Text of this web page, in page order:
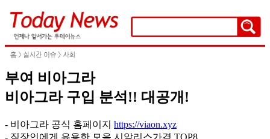
부여 비아그라
비아그라 구입 분석!! 대공개!
- 비아그라 공식 홈페이지 https://viaon.xyz
- 직장인에게 유용한 모음 시알리스가격 TOP8